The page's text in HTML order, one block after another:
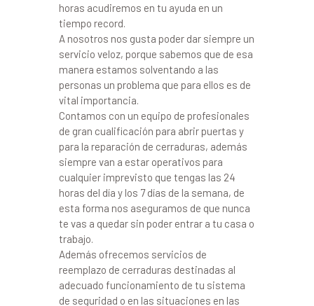
horas acudiremos en tu ayuda en un
tiempo record.
A nosotros nos gusta poder dar siempre un
servicio veloz, porque sabemos que de esa
manera estamos solventando a las
personas un problema que para ellos es de
vital importancia.
Contamos con un equipo de profesionales
de gran cualificación para abrir puertas y
para la reparación de cerraduras, además
siempre van a estar operativos para
cualquier imprevisto que tengas las 24
horas del día y los 7 días de la semana, de
esta forma nos aseguramos de que nunca
te vas a quedar sin poder entrar a tu casa o
trabajo.
Además ofrecemos servicios de
reemplazo de cerraduras destinadas al
adecuado funcionamiento de tu sistema
de seguridad o en las situaciones en las